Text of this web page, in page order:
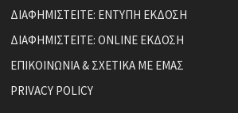
ΔΙΑΦΗΜΙΣΤΕΙΤΕ: ΕΝΤΥΠΗ ΕΚΔΟΣΗ
ΔΙΑΦΗΜΙΣΤΕΙΤΕ: ONLINE ΕΚΔΟΣΗ
ΕΠΙΚΟΙΝΩΝΙΑ & ΣΧΕΤΙΚΑ ΜΕ ΕΜΑΣ
PRIVACY POLICY